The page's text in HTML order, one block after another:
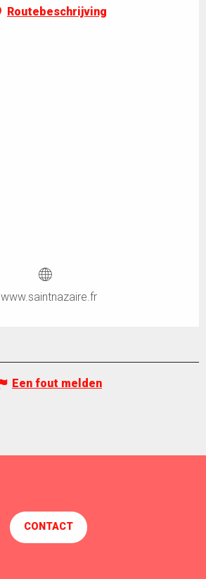
Routebeschrijving
www.saintnazaire.fr
Een fout melden
CONTACT